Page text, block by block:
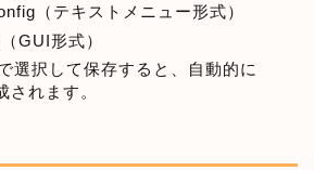
（テキストメニュー形式）
GUI形式）
選択して保存すると、自動的に
されます。